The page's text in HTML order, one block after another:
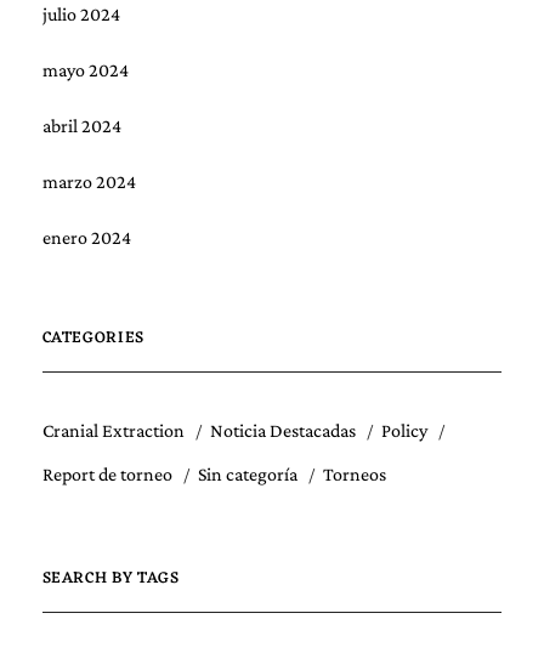
julio 2024
mayo 2024
abril 2024
marzo 2024
enero 2024
CATEGORIES
Cranial Extraction Noticia Destacadas Policy
Report de torneo Sin categoría Torneos
SEARCH BY TAGS